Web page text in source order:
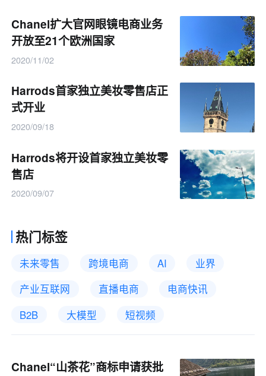
Chanel扩大官网眼镜电商业务
开放至21个欧洲国家
2020/11/02
Harrods首家独立美妆零售店正
式开业
2020/09/18
Harrods将开设首家独立美妆零
售店
2020/09/07
热门标签
未来零售 跨境电商 AI
业界
产业互联网
直播电商
电商快讯
B2B
大模型 短视频
Chanel“山茶花”商标申请获批